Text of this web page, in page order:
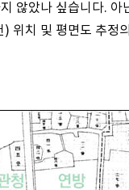
않았나 싶습니다. 아
위치 및 평면도 추정